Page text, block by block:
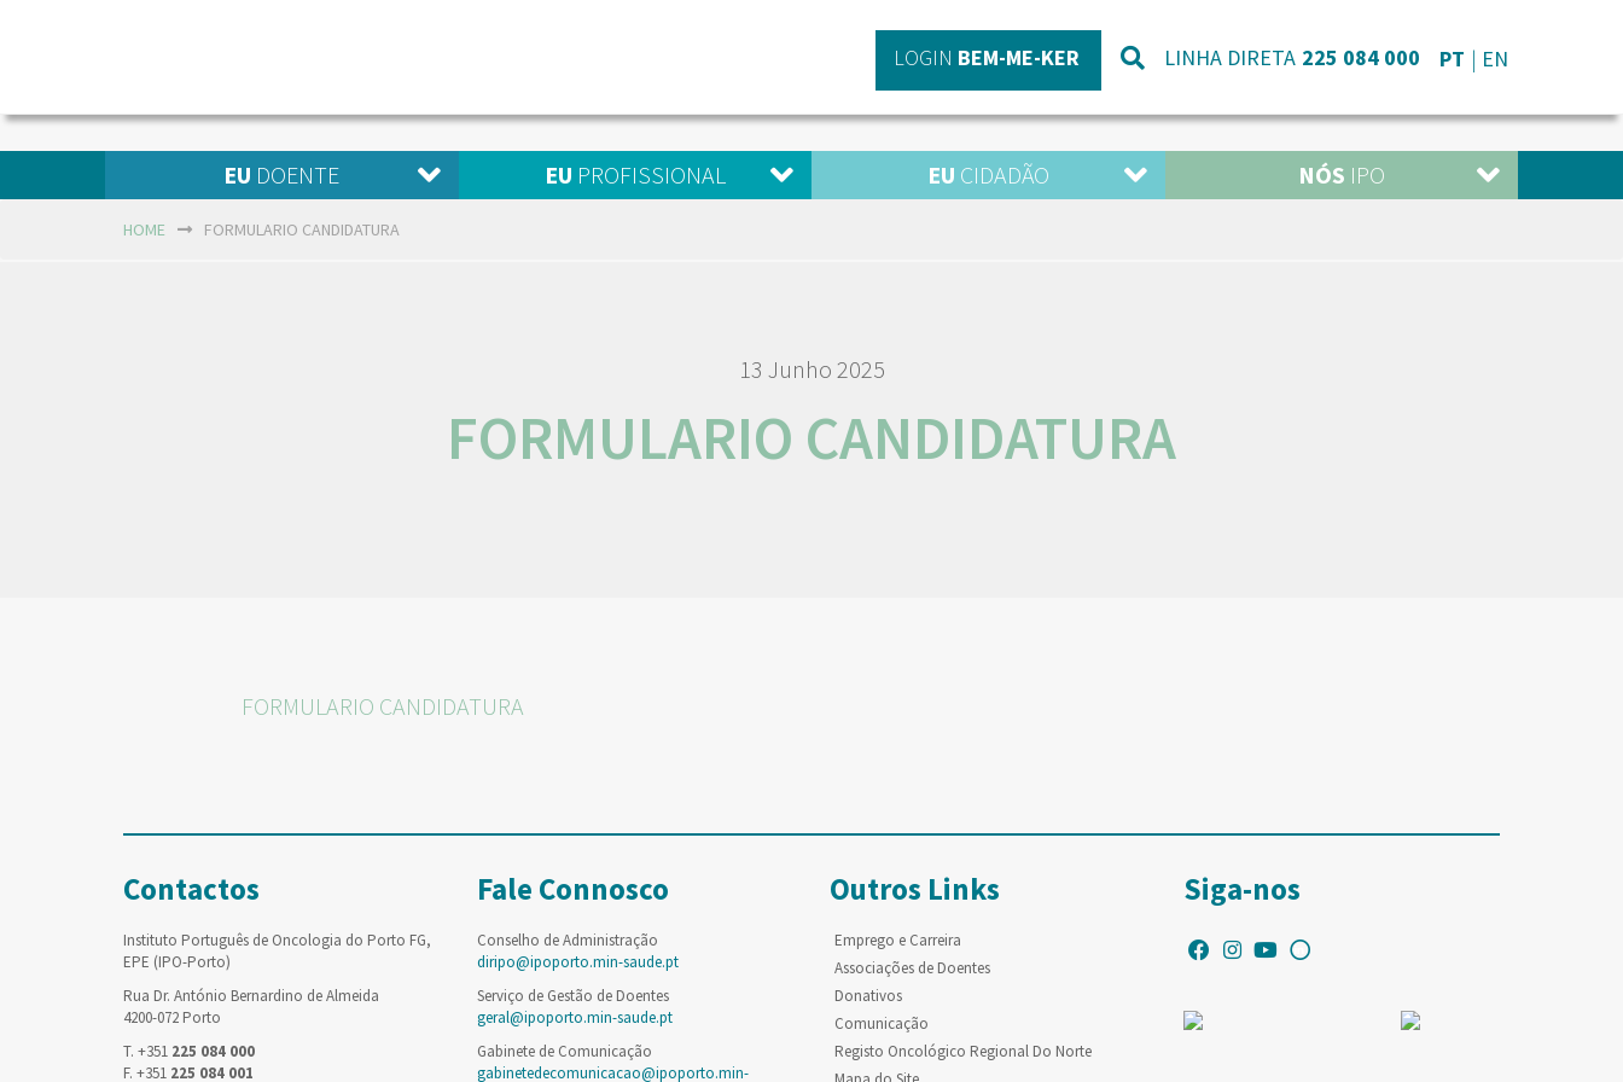
LOGIN BEM-ME-KER LINHA DIRETA 225 084 000 PT EN
EU DOENTE EU PROFISSIONAL EU CIDADÃO NÓS IPO
HOME FORMULARIO CANDIDATURA
13 Junho 2025
FORMULARIO CANDIDATURA
FORMULARIO CANDIDATURA
Contactos
Instituto Português de Oncologia do Porto FG,
EPE (IPO-Porto)
Rua Dr. António Bernardino de Almeida
4200-072 Porto
T. +351 225 084 000
F. +351 225 084 001
Fale Connosco
Conselho de Administração
diripo@ipoporto.min-saude.pt
Serviço de Gestão de Doentes
geral@ipoporto.min-saude.pt
Gabinete de Comunicação
gabinetedecomunicacao@ipoporto.min-
Outros Links
Emprego e Carreira
Associações de Doentes
Donativos
Comunicação
Registo Oncológico Regional Do Norte
Siga-nos